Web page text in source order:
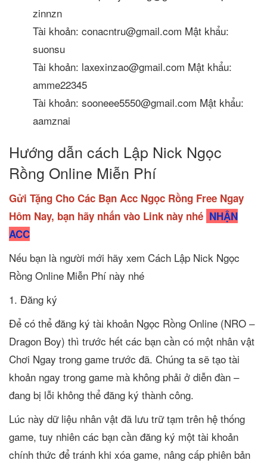
zinnzn
Tài khoản: conacntru@gmail.com Mật khẩu:
suonsu
Tài khoản: laxexinzao@gmail.com Mật khẩu:
amme22345
Tài khoản: sooneee5550@gmail.com Mật khẩu:
aamznai
Hướng dẫn cách Lập Nick Ngọc
Rồng Online Miễn Phí
Gửi Tặng Cho Các Bạn Acc Ngọc Rồng Free Ngay
Hôm Nay, bạn hãy nhấn vào Link này nhé NHẬN
ACC
Nếu bạn là người mới hãy xem Cách Lập Nick Ngọc
Rồng Online Miễn Phí này nhé
1. Đăng ký
Để có thể đăng ký tài khoản Ngọc Rồng Online (NRO –
Dragon Boy) thì trước hết các bạn cần có một nhân vật
Chơi Ngay trong game trước đã. Chúng ta sẽ tạo tài
khoản ngay trong game mà không phải ở diễn đàn –
đang bị lỗi không thể đăng ký thành công.
Lúc này dữ liệu nhân vật đã lưu trữ tạm trên hệ thống
game, tuy nhiên các bạn cần đăng ký một tài khoản
chính thức để tránh khi xóa game, nâng cấp phiên bản